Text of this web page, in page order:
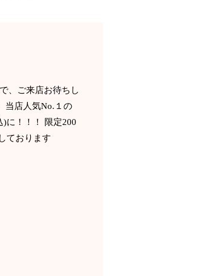
、ご来店お待ちし
当店人気No.１の
)に！！！ 限定200
ております